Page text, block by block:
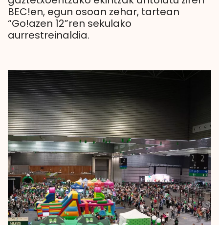
BEC!en, egun osoan zehar, tartean
“Go!azen 12”ren sekulako
aurrestreinaldia.